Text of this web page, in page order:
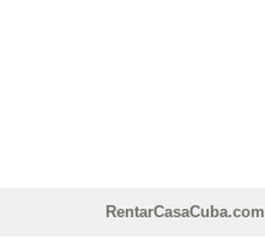
RentarCasaCuba.com